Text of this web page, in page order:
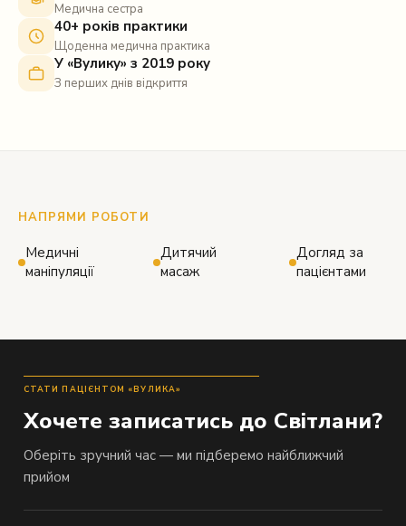
Медична сестра
40+ років практики
Щоденна медична практика
У «Вулику» з 2019 року
З перших днів відкриття
НАПРЯМИ РОБОТИ
Медичні
маніпуляції
Дитячий
масаж
Догляд за
пацієнтами
СТАТИ ПАЦІЄНТОМ «ВУЛИКА»
Хочете записатись до Світлани?
Оберіть зручний час — ми підберемо найближчий
прийом